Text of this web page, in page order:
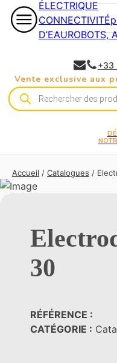
ÉLECTRIQUE
CONNECTIVITÉ
D’EAUROBOTS,
BARRES
+33
Vente exclusive aux
Recherche
de
produits
Accueil / Catalogues /
30
RÉFÉRENCE :
CATÉGORIE :